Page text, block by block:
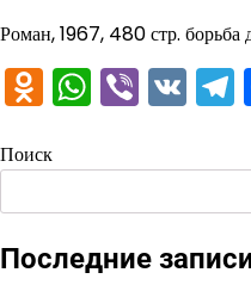
Роман, 1967, 480 стр. борьба
Viber
VK
Поиск
Последние